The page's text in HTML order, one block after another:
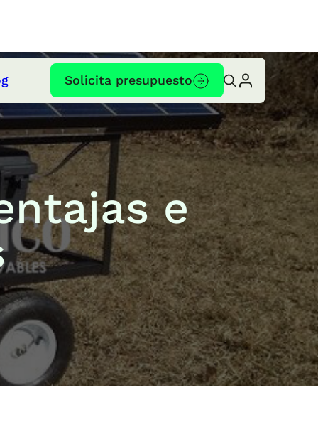
Solicita presupuesto
e